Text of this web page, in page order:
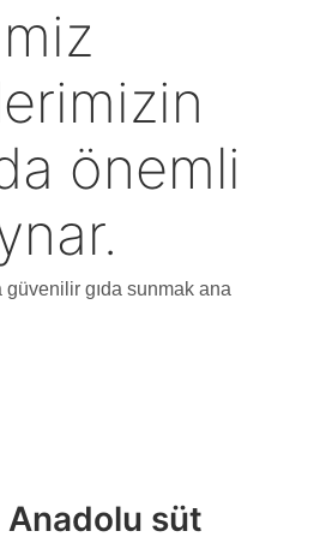
önemli
gıda sunmak ana
süt